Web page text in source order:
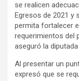
se realicen
Egresos de 2021 y
permita fortalecer
requerimientos del
aseguró la
Al presentar un
expresó que se